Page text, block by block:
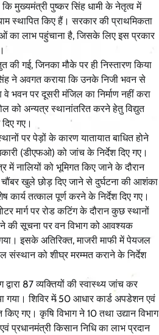
मुख्यमंत्री पुष्कर सिंह धामी के नेतृत्व में
स्थापित किए हैं। सरकार की प्राथमिकता
का लाभ पहुंचाना है, जिसके लिए इस प्रकार
की गई, जिनका मौके पर ही निस्तारण किया
ने अवगत कराया कि उनके निजी भवन से
भवन पर दूसरी मंजिल का निर्माण नहीं करा
को अन्यत्र स्थानांतरित करने हेतु विद्युत
दिए गए।
पर पेड़ों के कारण यातायात बाधित होने
(डीएफओ) को जांच के निर्देश दिए गए।
में नालियों को भूमिगत किए जाने के दौरान
चौंबर खुले छोड़ दिए जाने से दुर्घटना की आशंका
कार्य तत्काल पूर्ण करने के निर्देश दिए गए।
मार्ग पर रोड कटिंग के दौरान कुछ स्थानों
सूचना पर वन विभाग को आवश्यक
इसके अतिरिक्त, माजरी माफी में पेयजल
संस्थान को शीघ्र मरम्मत कराने के निर्देश
द्वारा 87 व्यक्तियों की स्वास्थ्य जांच कर
गया। शिविर में 50 आधार कार्ड अपडेशन एवं
गए। कृषि विभाग ने 10 तथा उद्यान विभाग
प्रधानमंत्री किसान निधि का लाभ प्रदान